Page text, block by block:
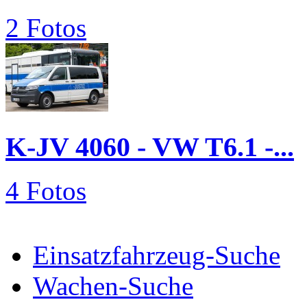
2 Fotos
K-JV 4060 - VW T6.1 -...
4 Fotos
Einsatzfahrzeug-Suche
Wachen-Suche